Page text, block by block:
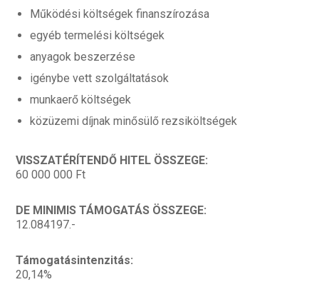
Működési költségek finanszírozása
egyéb termelési költségek
anyagok beszerzése
igénybe vett szolgáltatások
munkaerő költségek
közüzemi díjnak minősülő rezsiköltségek
VISSZATÉRÍTENDŐ HITEL ÖSSZEGE:
60 000 000 Ft
DE MINIMIS TÁMOGATÁS ÖSSZEGE:
12.084197.-
Támogatásintenzitás:
20,14%